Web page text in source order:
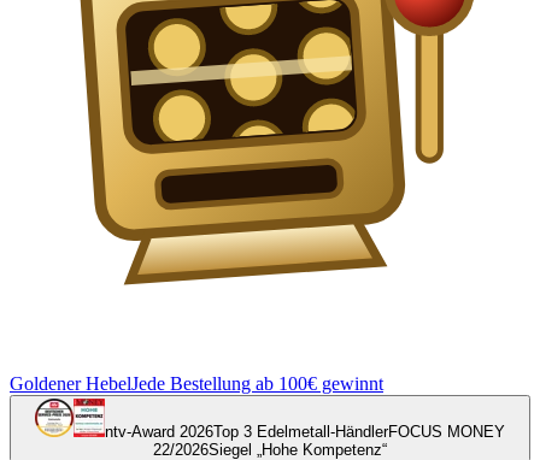
Goldener HebelJede Bestellung ab 100€ gewinnt
ntv-Award 2026Top 3 Edelmetall-HändlerFOCUS MONEY
22/2026Siegel „Hohe Kompetenz“